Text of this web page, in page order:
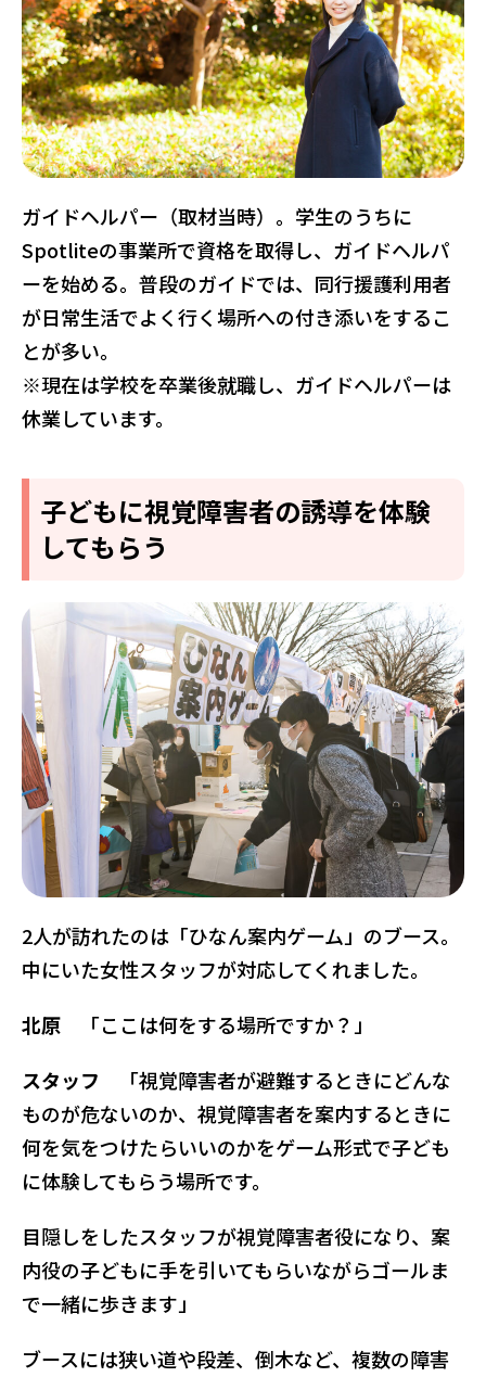
ガイドヘルパー（取材当時）。学生のうちに
Spotliteの事業所で資格を取得し、ガイドヘルパ
ーを始める。普段のガイドでは、同行援護利用者
が日常生活でよく行く場所への付き添いをするこ
とが多い。
※現在は学校を卒業後就職し、ガイドヘルパーは
休業しています。
子どもに視覚障害者の誘導を体験
してもらう
2人が訪れたのは「ひなん案内ゲーム」のブース。
中にいた女性スタッフが対応してくれました。
北原 「ここは何をする場所ですか？」
スタッフ 「視覚障害者が避難するときにどんな
ものが危ないのか、視覚障害者を案内するときに
何を気をつけたらいいのかをゲーム形式で子ども
に体験してもらう場所です。
目隠しをしたスタッフが視覚障害者役になり、案
内役の子どもに手を引いてもらいながらゴールま
で一緒に歩きます」
ブースには狭い道や段差、倒木など、複数の障害